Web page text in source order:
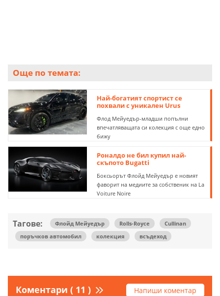
Още по темата:
Най-богатият спортист се
похвали с уникален Urus
Флод Мейуедър-младши попълни
впечатляващата си колекция с още едно
бижу
Роналдо не бил купил най-
скъпото Bugatti
Боксьорът Флойд Мейуедър е новият
фаворит на медиите за собственик на La
Voiture Noire
Тагове: Флойд Мейуедър Rolls-Royce
Cullinan
поръчков автомобил
колекция всъдеход
Коментари ( 11 ) Напиши коментар